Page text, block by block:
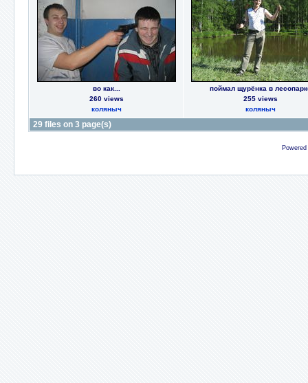
во как...
260 views
коляныч
поймал щурёнка в
255 views
коляныч
29 files on 3 page(s)